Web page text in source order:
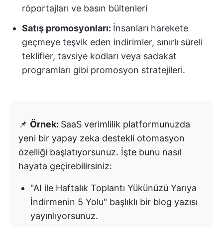
röportajları ve basın bültenleri
Satış promosyonları: İnsanları harekete
geçmeye teşvik eden indirimler, sınırlı süreli
teklifler, tavsiye kodları veya sadakat
programları gibi promosyon stratejileri.
📌 Örnek: SaaS verimlilik platformunuzda
yeni bir yapay zeka destekli otomasyon
özelliği başlatıyorsunuz. İşte bunu nasıl
hayata geçirebilirsiniz:
"AI ile Haftalık Toplantı Yükünüzü Yarıya
İndirmenin 5 Yolu" başlıklı bir blog yazısı
yayınlıyorsunuz.